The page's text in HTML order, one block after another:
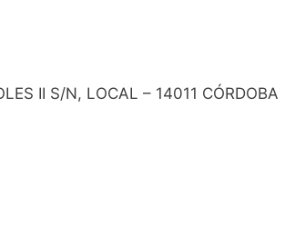
II S/N, LOCAL – 14011 CÓRDOBA